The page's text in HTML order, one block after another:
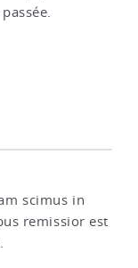
scimus in
remissior est